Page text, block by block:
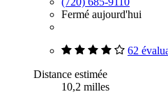
Fermé aujourd'hui
62
Distance estimée
10,2 milles